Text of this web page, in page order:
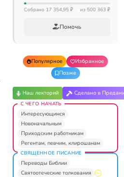
Собрано 17 354,95 ₽ из 500 363 ₽
Помочь
Популярное
Избранное
Позже
Наш лекторий Сделано в
С ЧЕГО НАЧАТЬ
Интересующимся
Новоначальным
Приходским работникам
Регентам, певчим, клирошанам
СВЯЩЕННОЕ ПИСАНИЕ
Переводы Библии
Святоотеческие толкования